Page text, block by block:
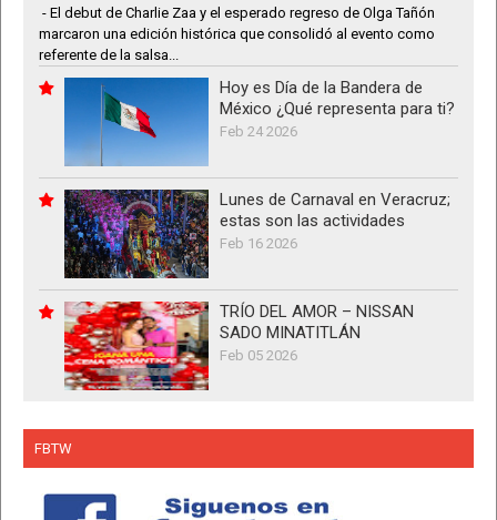
- El debut de Charlie Zaa y el esperado regreso de Olga Tañón
marcaron una edición histórica que consolidó al evento como
referente de la salsa...
Hoy es Día de la Bandera de
México ¿Qué representa para ti?
Feb 24 2026
Lunes de Carnaval en Veracruz;
estas son las actividades
Feb 16 2026
TRÍO DEL AMOR – NISSAN
SADO MINATITLÁN
Feb 05 2026
FBTW